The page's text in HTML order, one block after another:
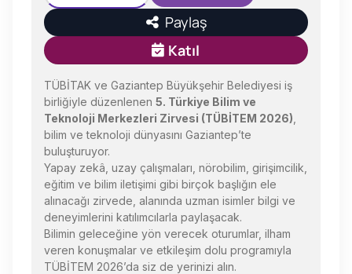
Paylaş
Katıl
TÜBİTAK ve Gaziantep Büyükşehir Belediyesi iş
birliğiyle düzenlenen 5. Türkiye Bilim ve
Teknoloji Merkezleri Zirvesi (TÜBİTEM 2026)
bilim ve teknoloji dünyasını Gaziantep’te
buluşturuyor.
Yapay zekâ, uzay çalışmaları, nörobilim, girişimcilik,
eğitim ve bilim iletişimi gibi birçok başlığın ele
alınacağı zirvede, alanında uzman isimler bilgi ve
deneyimlerini katılımcılarla paylaşacak.
Bilimin geleceğine yön verecek oturumlar, ilham
veren konuşmalar ve etkileşim dolu programıyla
TÜBİTEM 2026’da siz de yerinizi alın.